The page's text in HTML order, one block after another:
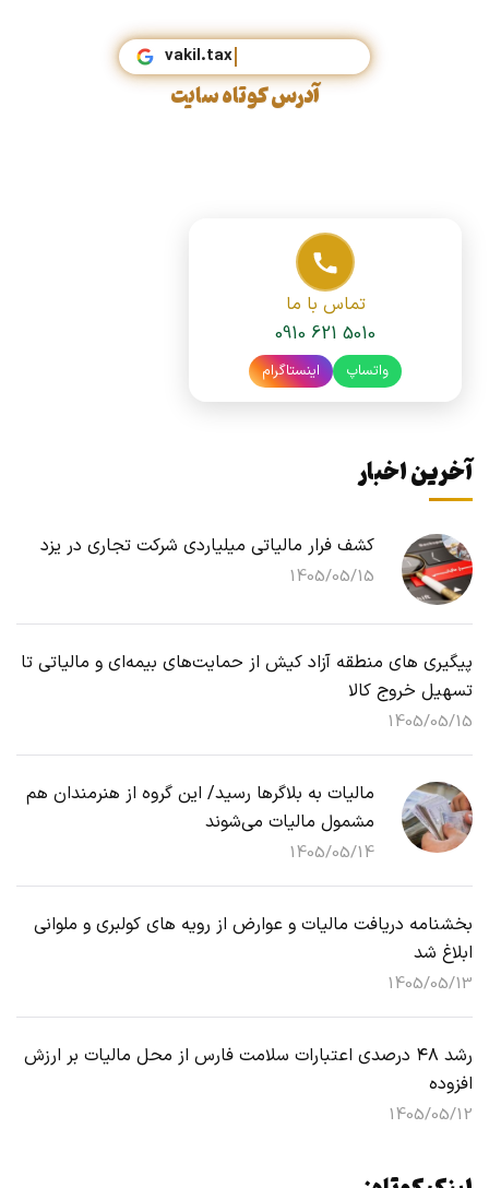
vakil
آدرس کوتاه سایت
تماس با ما
0910 621 5010
واتساپ اینستاگرام
آخرین اخبار
کشف فرار مالیاتی میلیاردی شرکت تجاری در یزد
1405/05/15
پیگیری های منطقه آزاد کیش از حمایت‌های بیمه‌ای و مالیاتی تا
تسهیل خروج کالا
1405/05/15
مالیات به بلاگرها رسید/ این گروه از هنرمندان هم
مشمول مالیات می‌شوند
1405/05/14
بخشنامه دریافت مالیات و عوارض از رویه های کولبری و ملوانی
ابلاغ شد
1405/05/13
رشد ۴۸ درصدی اعتبارات سلامت فارس از محل مالیات بر ارزش
افزوده
1405/05/12